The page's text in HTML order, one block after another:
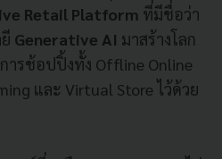
Retail Platform ที่มีชื่อว่า
Generative AI มาสร้างโลก
ารช้อปปิ้งทั้ง Offline Online
และ Virtual Store ไว้ด้วย